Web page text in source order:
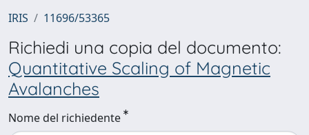
IRIS
11696/53365
Richiedi una copia del documento:
Quantitative Scaling of Magnetic
Avalanches
Nome del richiedente